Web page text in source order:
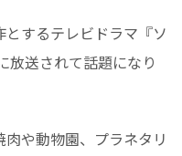
するテレビドラマ『ソ
放送されて話題になり
肉や動物園、プラネタリ